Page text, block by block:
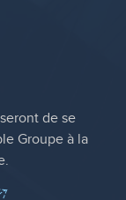
de se
Groupe à la